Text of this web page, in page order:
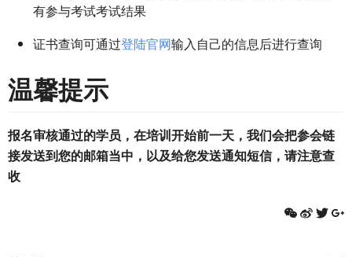
有参与考试考试结果
证书查询可通过登陆官网输入自己的信息后进行查询
温馨提示
报名审核通过的学员，在培训开始前一天，我们会把参会链
接发送到您的邮箱当中，以及给您发送通知短信，请注意查
收